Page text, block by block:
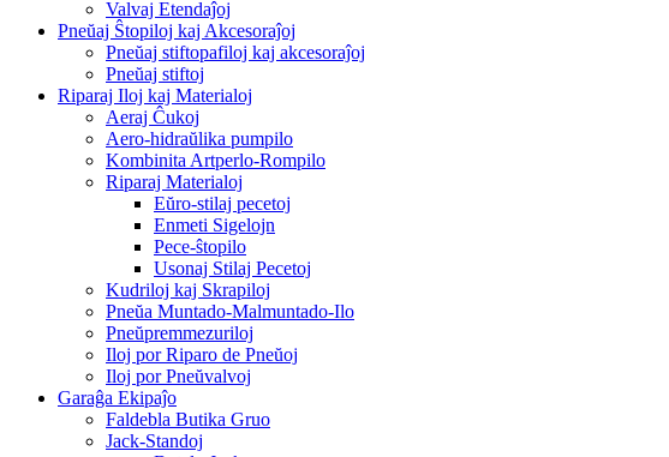
Valvaj Etendaĵoj
Pneŭaj Ŝtopiloj kaj Akcesoraĵoj
Pneŭaj stiftopafiloj kaj akcesoraĵoj
Pneŭaj stiftoj
Riparaj Iloj kaj Materialoj
Aeraj Ĉukoj
Aero-hidraŭlika pumpilo
Kombinita Artperlo-Rompilo
Riparaj Materialoj
Eŭro-stilaj pecetoj
Enmeti Sigelojn
Pece-ŝtopilo
Usonaj Stilaj Pecetoj
Kudriloj kaj Skrapiloj
Pneŭa Muntado-Malmuntado-Ilo
Pneŭpremmezuriloj
Iloj por Riparo de Pneŭoj
Iloj por Pneŭvalvoj
Garaĝa Ekipaĵo
Faldebla Butika Gruo
Jack-Standoj